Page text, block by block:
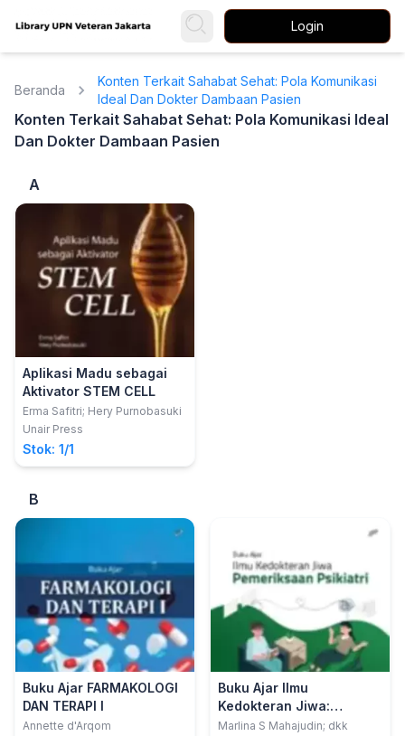
Login
Beranda
Konten Terkait Sahabat Sehat: Pola Komunikasi
Ideal Dan Dokter Dambaan Pasien
Konten Terkait Sahabat Sehat: Pola Komunikasi Ideal
Dan Dokter Dambaan Pasien
A
Aplikasi Madu sebagai
Aktivator STEM CELL
Erma Safitri; Hery Purnobasuki
Unair Press
Stok: 1/1
B
Buku Ajar FARMAKOLOGI
DAN TERAPI I
Annette d'Arqom
Buku Ajar Ilmu
Kedokteran Jiwa:
Pemeriksaan Psikiatri
Marlina S Mahajudin; dkk